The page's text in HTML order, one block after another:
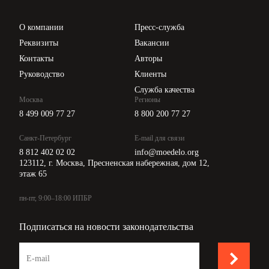
О компании
Реквизиты
Контакты
Руководство
Пресс-служба
Вакансии
Авторы
Клиенты
Служба качества
Москва
8 499 009 77 27
Санкт-Петербург
8 812 402 02 02
Регионы
8 800 200 77 27
E-mail для связи
info@moedelo.org
123112, г. Москва, Пресненская набережная, дом 12,
этаж 65
пн-пт, 9:00–18:00 ИПБР
Подписаться на новости законодательства